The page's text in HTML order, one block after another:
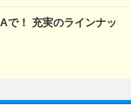
で！ 充実のラインナッ